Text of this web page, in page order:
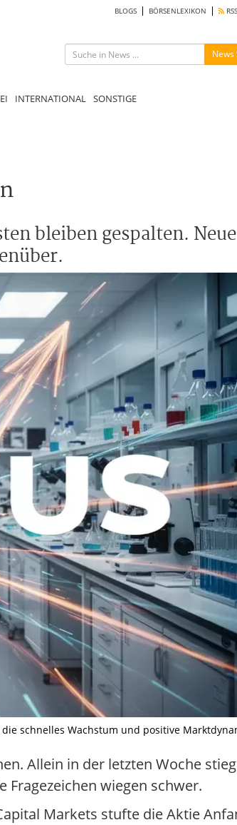
BLOGS BÖRSENLEXIKON RSS
News
INTERNATIONAL SONSTIGE
bleiben gespalten. Neue
schnelles Wachstum und positive
Allein in der letzten Woche
Fragezeichen wiegen schwer.
Markets stufte die Aktie